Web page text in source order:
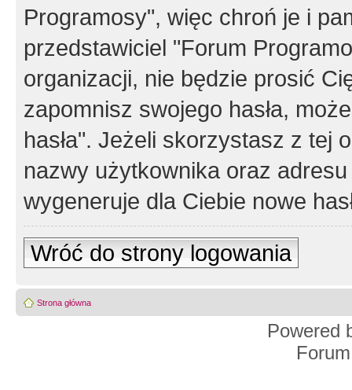
Programosy", więc chroń je i
przedstawiciel "Forum
organizacji, nie będzie prosić
zapomnisz swojego hasła,
hasła". Jeżeli skorzystasz z tej
nazwy użytkownika oraz
wygeneruje dla Ciebie nowe
Wróć do strony logowania
Strona główna
Powered